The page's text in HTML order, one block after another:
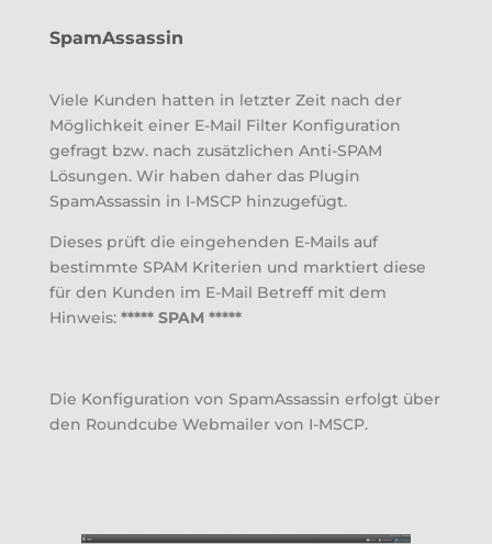
SpamAssassin
Viele Kunden hatten in letzter Zeit nach der
Möglichkeit einer E-Mail Filter Konfiguration
gefragt bzw. nach zusätzlichen Anti-SPAM
Lösungen. Wir haben daher das Plugin
SpamAssassin in I-MSCP hinzugefügt.
Dieses prüft die eingehenden E-Mails auf
bestimmte SPAM Kriterien und marktiert diese
für den Kunden im E-Mail Betreff mit dem
Hinweis: ***** SPAM *****
Die Konfiguration von SpamAssassin erfolgt über
den Roundcube Webmailer von I-MSCP.